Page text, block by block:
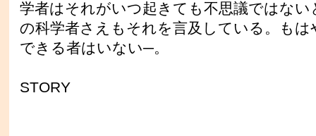
学者はそれがいつ起きても不思議ではない
の科学者さえもそれを言及している。もは
できる者はいない─。
STORY